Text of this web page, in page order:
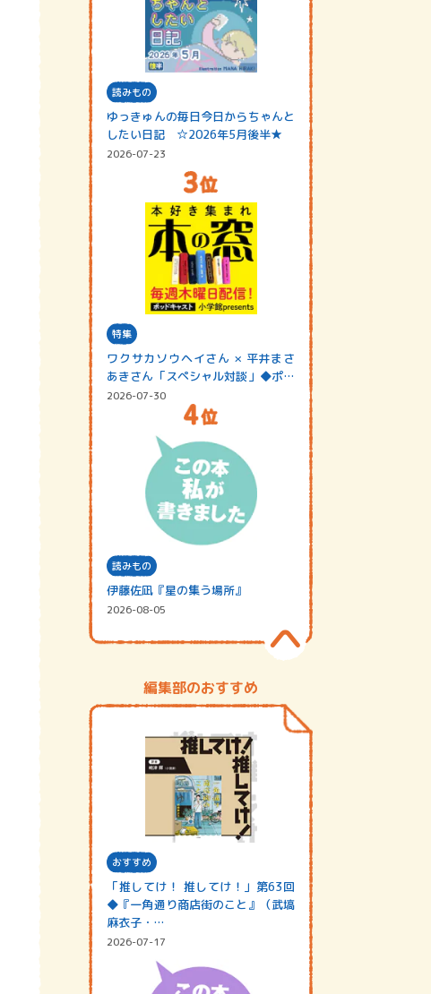
読みもの
ゆっきゅんの毎日今日からちゃんと
したい日記 ☆2026年5月後半★
2026-07-23
特集
ワクサカソウヘイさん × 平井まさ
あきさん「スペシャル対談」◆ポッ
ドキャスト…
2026-07-30
読みもの
伊藤佐凪『星の集う場所』
2026-08-05
編集部のおすすめ
おすすめ
「推してけ！ 推してけ！」第63回
◆『一角通り商店街のこと』（武塙
麻衣子・…
2026-07-17